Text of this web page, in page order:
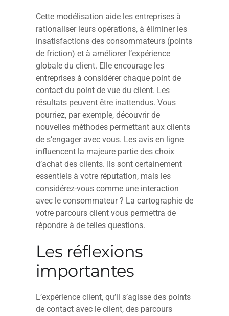
Cette modélisation aide les entreprises à
rationaliser leurs opérations, à éliminer les
insatisfactions des consommateurs (points
de friction) et à améliorer l’expérience
globale du client. Elle encourage les
entreprises à considérer chaque point de
contact du point de vue du client. Les
résultats peuvent être inattendus. Vous
pourriez, par exemple, découvrir de
nouvelles méthodes permettant aux clients
de s’engager avec vous. Les avis en ligne
influencent la majeure partie des choix
d’achat des clients. Ils sont certainement
essentiels à votre réputation, mais les
considérez-vous comme une interaction
avec le consommateur ? La cartographie de
votre parcours client vous permettra de
répondre à de telles questions.
Les réflexions
importantes
L’expérience client, qu’il s’agisse des points
de contact avec le client, des parcours